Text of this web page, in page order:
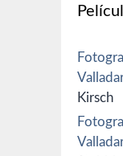
Kirsch